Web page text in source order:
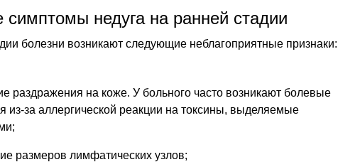
недуга на ранней стадии
болезни возникают следующие неблагоприятные признаки:
раздражения на коже. У больного часто возникают болевые
из-за аллергической реакции на токсины, выделяемые
размеров лимфатических узлов;